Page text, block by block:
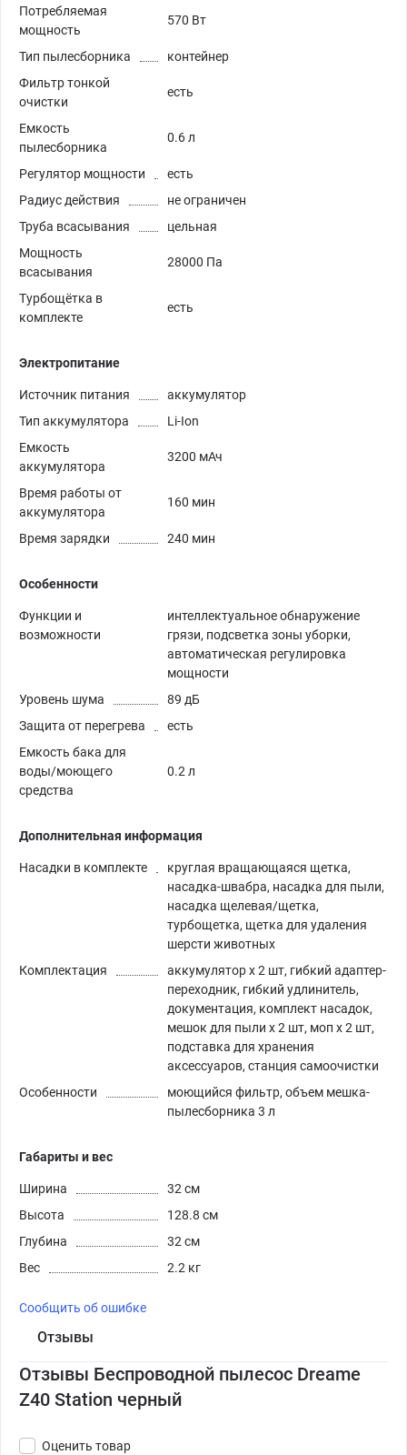
Потребляемая
мощность
570 Вт
Тип пылесборника
контейнер
Фильтр тонкой
очистки
есть
Емкость
пылесборника
0.6 л
Регулятор мощности
есть
Радиус действия
не ограничен
Труба всасывания
цельная
Мощность
всасывания
28000 Па
Турбощётка в
комплекте
есть
Электропитание
Источник питания
аккумулятор
Тип аккумулятора
Li-Ion
Емкость
аккумулятора
3200 мАч
Время работы от
аккумулятора
160 мин
Время зарядки 240 мин
Особенности
Функции и
возможности
интеллектуальное обнаружение
грязи, подсветка зоны уборки,
автоматическая регулировка
мощности
Уровень шума
89 дБ
Защита от перегрева
есть
Емкость бака для
воды/моющего
средства
0.2 л
Дополнительная информация
Насадки в комплекте
круглая вращающаяся щетка,
насадка-швабра, насадка для пыли,
насадка щелевая/щетка,
турбощетка, щетка для удаления
шерсти животных
Комплектация
аккумулятор x 2 шт, гибкий адаптер-
переходник, гибкий удлинитель,
документация, комплект насадок,
мешок для пыли х 2 шт, моп х 2 шт,
подставка для хранения
аксессуаров, станция самоочистки
Особенности
моющийся фильтр, объем мешка-
пылесборника 3 л
Габариты и вес
Ширина
32 см
Высота
128.8 см
Глубина
32 см
Вес
2.2 кг
Сообщить об ошибке
Отзывы
Отзывы Беспроводной пылесос Dreame
Z40 Station черный
Оценить товар